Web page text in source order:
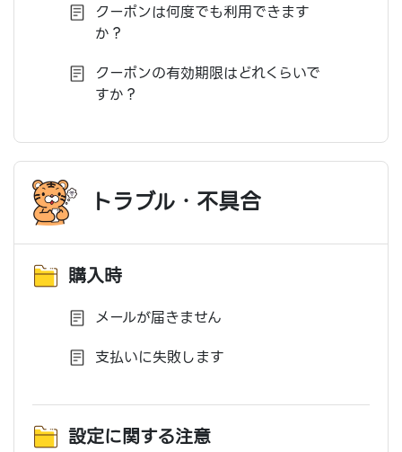
クーポンは何度でも利用できます
か？
クーポンの有効期限はどれくらいで
すか？
トラブル・不具合
購入時
メールが届きません
支払いに失敗します
設定に関する注意